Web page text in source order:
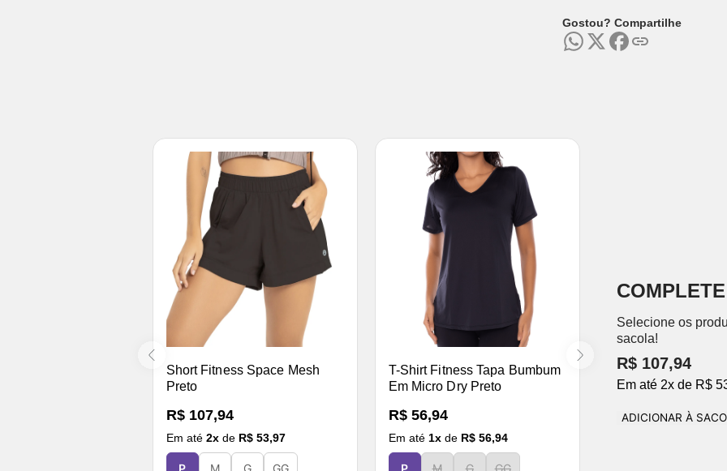
Gostou? Compartilhe
Short Fitness Space Mesh
Preto
R$ 107,94
Em até 2x de R$ 53,97
P M G GG
T-Shirt Fitness Tapa Bumbum
Em Micro Dry Preto
R$ 56,94
Em até 1x de R$ 56,94
P M G GG
Selecione os
sacola!
R$ 107,94
Em até 2x de R$
ADICIONAR À